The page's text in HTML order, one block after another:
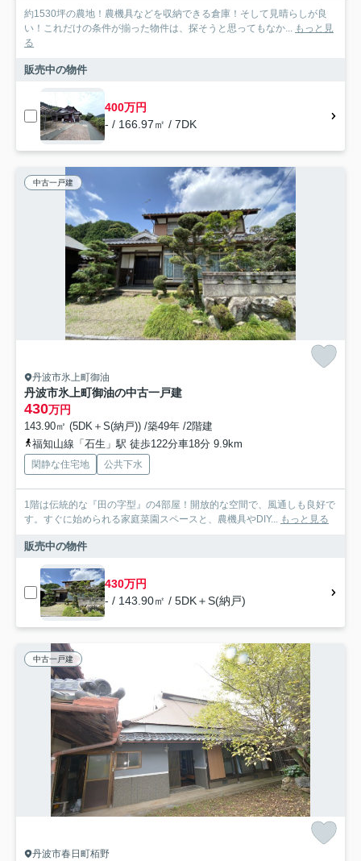
約1530坪の農地！農機具などを収納できる倉庫！そして見晴らしが良
い！これだけの条件が揃った物件は、探そうと思ってもなか... もっと見
る
販売中の物件
400万円
- / 166.97㎡ / 7DK
中古一戸建
丹波市氷上町御油
丹波市氷上町御油の中古一戸建
430万円
143.90㎡ (5DK＋S(納戸)) /築49年 /2階建
福知山線「石生」駅 徒歩122分車18分 9.9km
閑静な住宅地 公共下水
1階は伝統的な『田の字型』の4部屋！開放的な空間で、風通しも良好で
す。すぐに始められる家庭菜園スペースと、農機具やDIY... もっと見る
販売中の物件
430万円
- / 143.90㎡ / 5DK＋S(納戸)
中古一戸建
丹波市春日町栢野